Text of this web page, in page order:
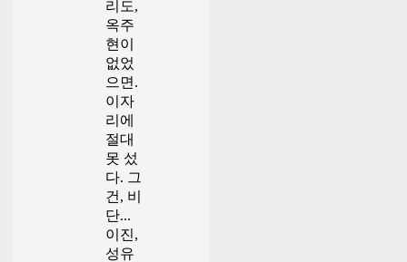
리도,
옥주
현이
없었
으면.
이자
리에
절대
못 섰
다. 그
건, 비
단...
이진,
성유